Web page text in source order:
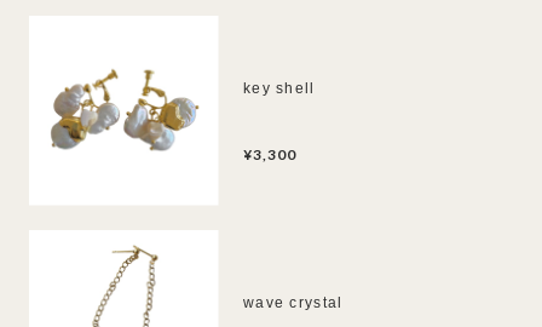
key shell
¥3,300
wave crystal